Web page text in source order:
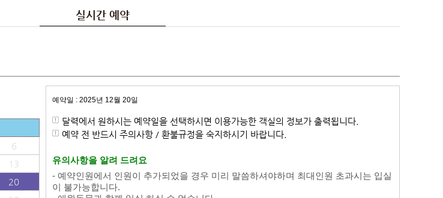
실시간 예약
6
13
20
예약일 : 2025년 12월 20일
달력에서 원하시는 예약일을 선택하시면 이용가능한 객실의 정보가 출력됩니다.
예약 전 반드시 주의사항 / 환불규정을 숙지하시기 바랍니다.
유의사항을 알려 드려요
- 예약인원에서 인원이 추가되었을 경우 미리 말씀하셔야하며 최대인원 초과시는 입실
이 불가능합니다.